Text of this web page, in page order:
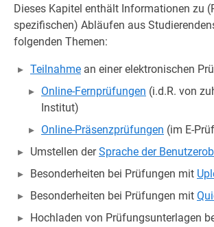
Dieses Kapitel enthält Informationen zu
spezifischen) Abläufen aus
folgenden Themen:
Teilnahme an einer elektronischen
Online-Fernprüfungen (i.d.R. von
Institut)
Online-Präsenzprüfungen (im E-
Umstellen derSprache der
Besonderheiten bei Prüfungen mit
Besonderheiten bei Prüfungen mit
Hochladen von Prüfungsunterlagen